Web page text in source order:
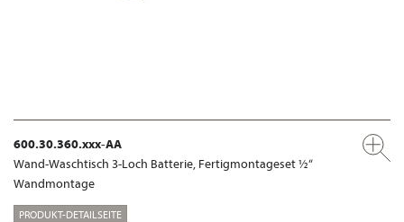
600.30.360.xxx-AA
Wand-Waschtisch 3-Loch Batterie, Fertigmontageset ½“
Wandmontage
PRODUKT-DETAILSEITE